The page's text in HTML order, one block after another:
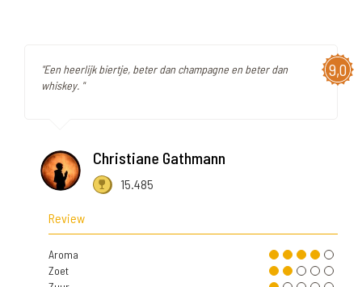
9,0
"Een heerlijk biertje, beter dan champagne en beter dan
whiskey. "
Christiane Gathmann
15.485
Review
Aroma
Zoet